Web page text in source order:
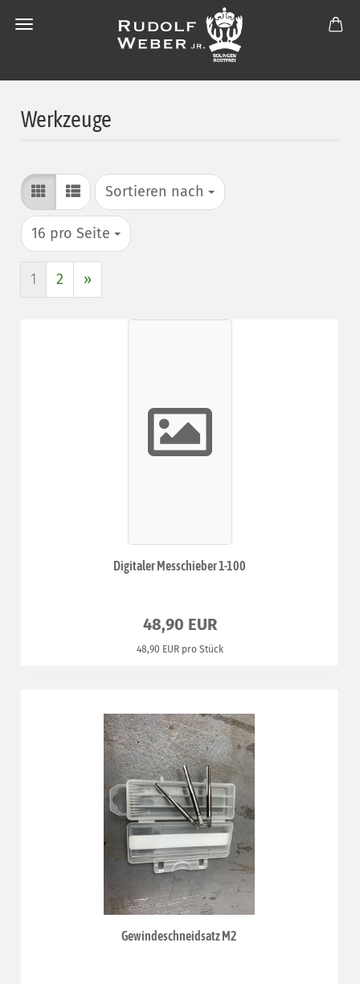
Werkzeuge
Sortieren nach
Sortieren nach
16 pro Seite
pro Seite
1 2 »
Digitaler Messchieber 1-100
48,90 EUR
48,90 EUR pro Stück
Gewindeschneidsatz M2